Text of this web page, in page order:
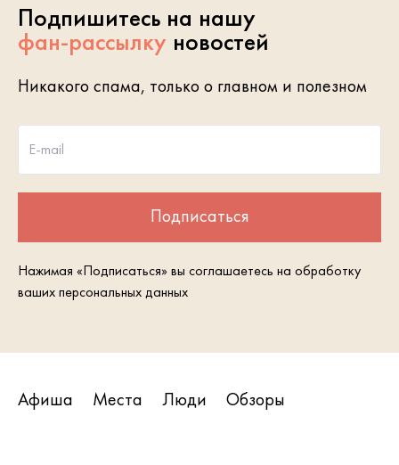
Подпишитесь на нашу
фан-рассылку новостей
Никакого спама, только о главном и полезном
E-mail
Подписаться
Нажимая «Подписаться» вы соглашаетесь на обработку
ваших персональных данных
Афиша Места Люди Обзоры